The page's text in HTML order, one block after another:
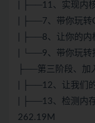
| ├──11、实现内
| ├──7、带你玩转
| ├──8、让你的内
| └──9、带你玩转
├──第三阶段、加
| ├──12、让我们
| ├──13、检测内
262.19M